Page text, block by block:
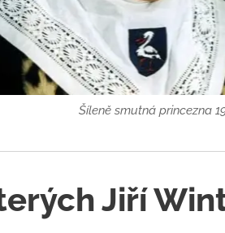
Šíleně smutná princezna
Jiří